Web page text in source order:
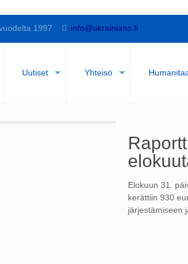
1997 info@ukrainians.fi
Uutiset Yhteisö
Elokuun 31.
kerättiin 930
järjestämiseen